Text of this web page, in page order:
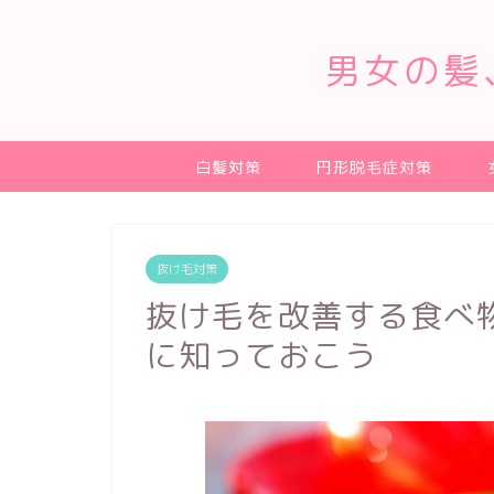
男女の
白髪対策 円形脱毛症対策
抜け毛対策
抜け毛を改善する食
に知っておこう